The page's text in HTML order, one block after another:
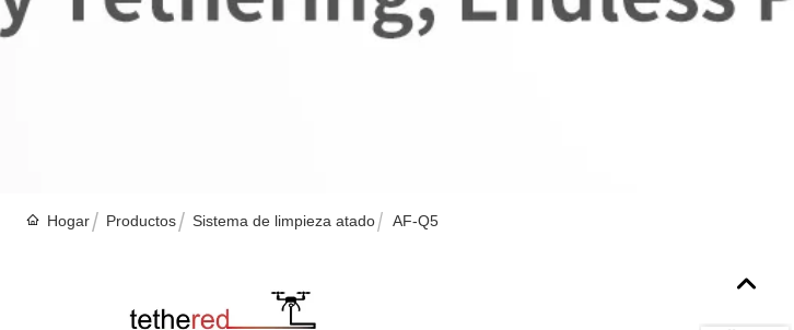
Hogar Productos Sistema de limpieza atado AF-Q5